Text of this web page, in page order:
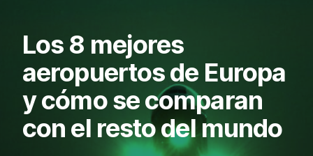
Los 8 mejores
aeropuertos de Europa
y cómo se comparan
con el resto del mundo